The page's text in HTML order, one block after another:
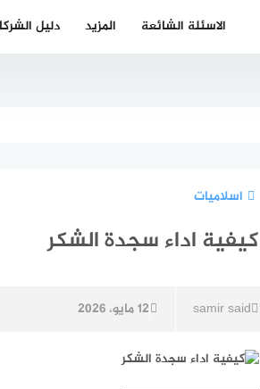
دليل المزيد الاسئلة الشائعة
اسلاميات
كيفية اداء سجدة الشكر
samir said 12 مايو، 2026